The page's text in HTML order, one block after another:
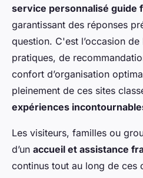
service personnalisé guide
garantissant des réponses
question. C'est l’occasion
pratiques, de
confort d’organisation
pleinement de ces sites
expériences
Les visiteurs, familles ou
d’un accueil et assistance
continus tout au long de ces